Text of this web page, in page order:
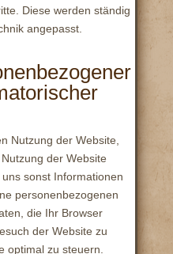
Diese werden ständig
angepasst.
Nutzung der Website,
der Website
sonst Informationen
personenbezogenen
die Ihr Browser
der Website zu
optimal zu steuern.